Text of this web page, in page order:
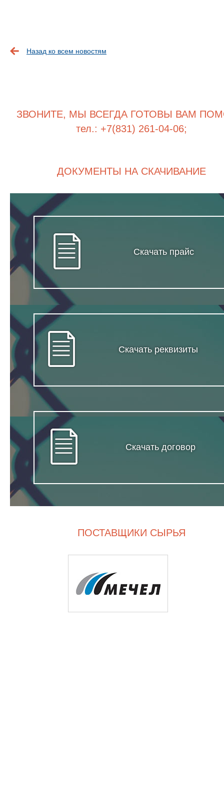
Назад ко всем новостям
ЗВОНИТЕ, МЫ ВСЕГДА ГОТОВЫ ВАМ
тел.: +7(831) 261-04-06;
ДОКУМЕНТЫ НА СКАЧИВАНИЕ
Скачать прайс
Скачать реквизиты
Скачать договор
ПОСТАВЩИКИ СЫРЬЯ